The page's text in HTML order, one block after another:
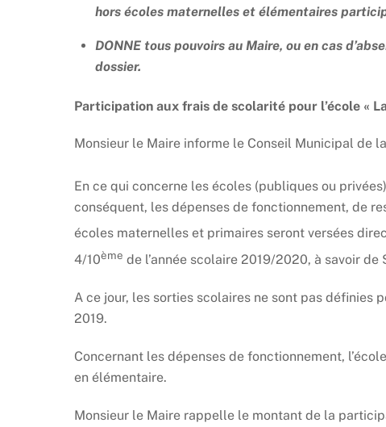
hors écoles maternelles et élémentaires
DONNE tous pouvoirs au Maire, ou en cas
dossier.
Participation aux frais de scolarité pour l’école «
Monsieur le Maire informe le Conseil Municipal de
En ce qui concerne les écoles (publiques ou
conséquent, les dépenses de fonctionnement, de
écoles maternelles et primaires seront versées
4/10ème de l’année scolaire 2019/2020, à savoir
A ce jour, les sorties scolaires ne sont pas définies
2019.
Concernant les dépenses de fonctionnement,
en élémentaire.
Monsieur le Maire rappelle le montant de la